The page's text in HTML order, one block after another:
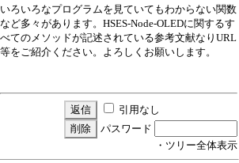
いろいろなプログラムを見ていてもわからない関数
など多々があります。HSES-Node-OLEDに関するす
べてのメソッドが記述されている参考文献なりURL
等をご紹介ください。よろしくお願いします。
引用なし
パスワード
・ツリー全体表示